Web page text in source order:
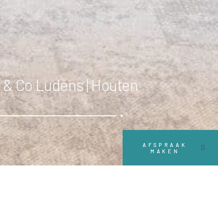
AFSPRAAK
MAKEN
Co Ludens | Houten
Scroll